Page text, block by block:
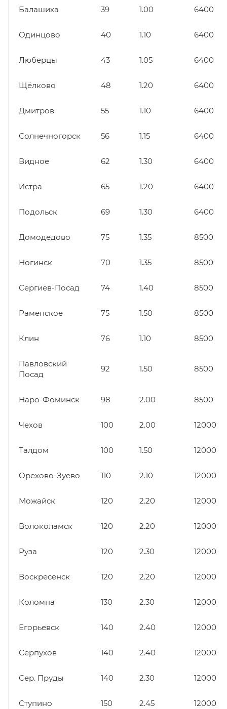
Балашиха 39 1.00 6400
Одинцово 40 1.10 6400
Люберцы 43 1.05 6400
Щёлково 48 1.20 6400
Дмитров 55 1.10 6400
Солнечногорск 56 1.15 6400
Видное 62 1.30 6400
Истра 65 1.20 6400
Подольск 69 1.30 6400
Домодедово 75 1.35 8500
Ногинск 70 1.35 8500
Сергиев-Посад 74 1.40 8500
Раменское 75 1.50 8500
Клин 76 1.10 8500
Павловский
Посад
92 1.50 8500
Наро-Фоминск 98 2.00 8500
Чехов 100 2.00 12000
Талдом 100 1.50 12000
Орехово-Зуево 110 2.10 12000
Можайск 120 2.20 12000
Волоколамск 120 2.20 12000
Руза 120 2.30 12000
Воскресенск 120 2.20 12000
Коломна 130 2.30 12000
Егорьевск 140 2.40 12000
Серпухов 140 2.40 12000
Сер. Пруды 140 2.30 12000
Ступино 150 2.45 12000